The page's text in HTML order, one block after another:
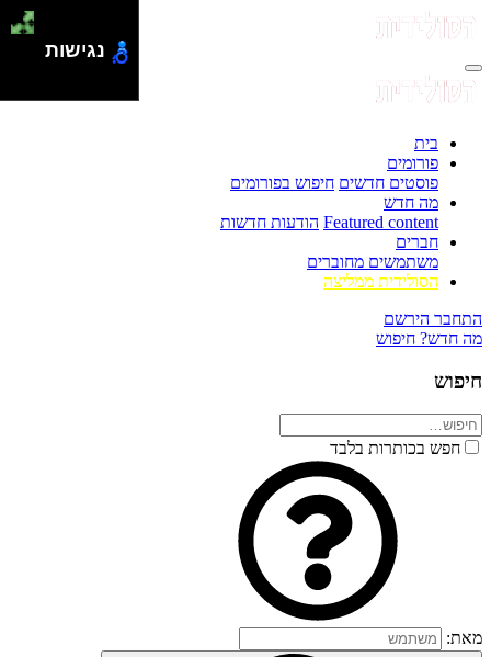
בית
פורומים
פוסטים חדשים חיפוש בפורומים
מה חדש
Featured content הודעות חדשות
חברים
משתמשים מחוברים
הסולידית ממליצה
התחבר הירשם
מה חדש? חיפוש
חיפוש
חפש בכותרות בלבד
מאת:
נגישות